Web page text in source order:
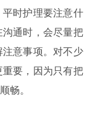
时护理要注意什
通时，会尽量把
意事项。对不少
要，因为只有把
畅。